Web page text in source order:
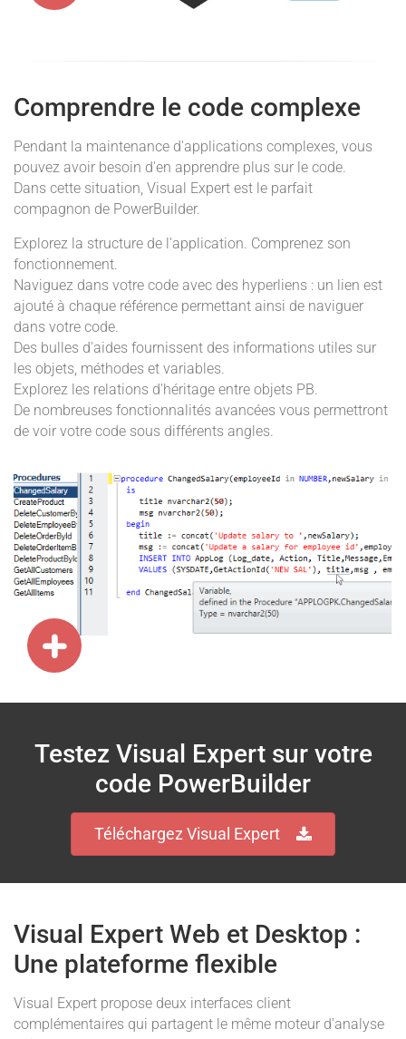
Comprendre le code complexe
Pendant la maintenance d'applications complexes, vous
pouvez avoir besoin d'en apprendre plus sur le code.
Dans cette situation, Visual Expert est le parfait
compagnon de PowerBuilder.
Explorez la structure de l'application. Comprenez son
fonctionnement.
Naviguez dans votre code avec des hyperliens : un lien est
ajouté à chaque référence permettant ainsi de naviguer
dans votre code.
Des bulles d'aides fournissent des informations utiles sur
les objets, méthodes et variables.
Explorez les relations d'héritage entre objets PB.
De nombreuses fonctionnalités avancées vous permettront
de voir votre code sous différents angles.
Testez Visual Expert sur votre
code PowerBuilder
Téléchargez Visual Expert
Visual Expert Web et Desktop :
Une plateforme flexible
Visual Expert propose deux interfaces client
complémentaires qui partagent le même moteur d'analyse